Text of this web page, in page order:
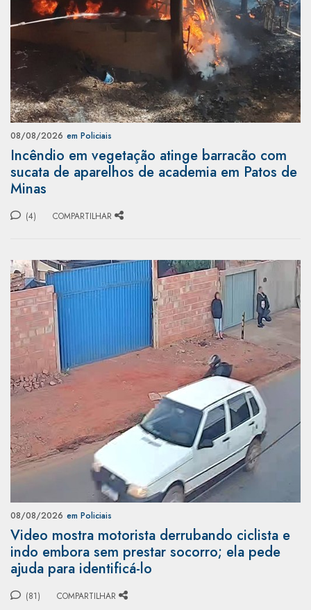
08/08/2026 em Policiais
Incêndio em vegetação atinge barracão com
sucata de aparelhos de academia em Patos de
Minas
(4) COMPARTILHAR
08/08/2026 em Policiais
Video mostra motorista derrubando ciclista e
indo embora sem prestar socorro; ela pede
ajuda para identificá-lo
(81) COMPARTILHAR